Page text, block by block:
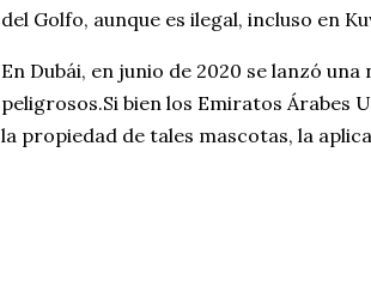
del Golfo, aunque es ilegal, incluso en
En Dubái, en junio de 2020 se lanzó
peligrosos.Si bien los Emiratos Árabes
la propiedad de tales mascotas, la